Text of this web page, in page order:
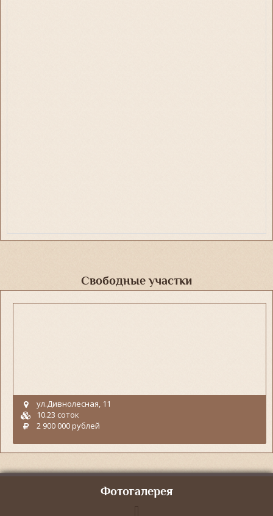
Свободные участки
ул.Дивнолесная, 11
10.23 соток
2 900 000 рублей
Фотогалерея